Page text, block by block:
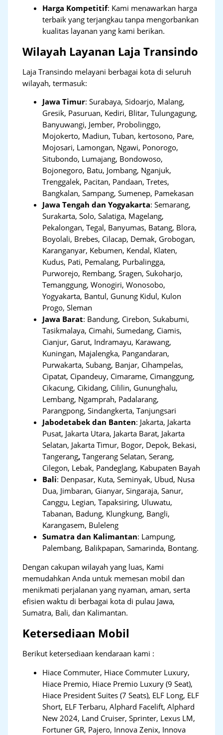
Harga Kompetitif: Kami menawarkan harga
terbaik yang terjangkau tanpa mengorbankan
kualitas layanan yang kami berikan.
Wilayah Layanan Laja Transindo
Laja Transindo melayani berbagai kota di seluruh
wilayah, termasuk:
Jawa Timur:Surabaya, Sidoarjo, Malang,
Gresik, Pasuruan, Kediri, Blitar, Tulungagung,
Banyuwangi, Jember, Probolinggo,
Mojokerto, Madiun, Tuban, kertosono, Pare,
Mojosari, Lamongan, Ngawi, Ponorogo,
Situbondo, Lumajang, Bondowoso,
Bojonegoro, Batu, Jombang, Nganjuk,
Trenggalek, Pacitan, Pandaan, Tretes,
Bangkalan, Sampang, Sumenep, Pamekasan
Jawa Tengah dan Yogyakarta:Semarang,
Surakarta, Solo, Salatiga, Magelang,
Pekalongan, Tegal, Banyumas, Batang, Blora,
Boyolali, Brebes, Cilacap, Demak, Grobogan,
Karanganyar, Kebumen, Kendal, Klaten,
Kudus, Pati, Pemalang, Purbalingga,
Purworejo, Rembang, Sragen, Sukoharjo,
Temanggung, Wonogiri, Wonosobo,
Yogyakarta, Bantul, Gunung Kidul, Kulon
Progo, Sleman
Jawa Barat: Bandung, Cirebon, Sukabumi,
Tasikmalaya, Cimahi, Sumedang, Ciamis,
Cianjur, Garut, Indramayu, Karawang,
Kuningan, Majalengka, Pangandaran,
Purwakarta, Subang, Banjar, Cihampelas,
Cipatat, Cipandeuy, Cimarame, Cimanggung,
Cikacung, Cikidang, Cililin, Gununghalu,
Lembang, Ngamprah, Padalarang,
Parangpong, Sindangkerta, Tanjungsari
Jabodetabek dan Banten: Jakarta, Jakarta
Pusat, Jakarta Utara, Jakarta Barat, Jakarta
Selatan, Jakarta Timur, Bogor, Depok, Bekasi,
Tangerang,Tangerang Selatan, Serang,
Cilegon, Lebak, Pandeglang, Kabupaten Bayah
Bali: Denpasar, Kuta, Seminyak, Ubud, Nusa
Dua, Jimbaran, Gianyar, Singaraja, Sanur,
Canggu, Legian, Tapaksiring, Uluwatu,
Tabanan, Badung, Klungkung, Bangli,
Karangasem, Buleleng
Sumatra dan Kalimantan: Lampung,
Palembang, Balikpapan, Samarinda, Bontang.
Dengan cakupan wilayah yang luas, Kami
memudahkan Anda untuk memesan mobil dan
menikmati perjalanan yang nyaman, aman, serta
efisien waktu di berbagai kota di pulau Jawa,
Sumatra, Bali, dan Kalimantan.
Ketersediaan Mobil
Berikut ketersediaan kendaraan kami :
Hiace Commuter, Hiace Commuter Luxury,
Hiace Premio, Hiace Premio Luxury (9 Seat),
Hiace President Suites (7 Seats), ELF Long, ELF
Short, ELF Terbaru, Alphard Facelift, Alphard
New 2024, Land Cruiser, Sprinter, Lexus LM,
Fortuner GR, Pajero, Innova Zenix, Innova